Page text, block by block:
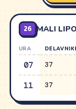
26 MALI
URA DELAVNIK
07 37
11 37